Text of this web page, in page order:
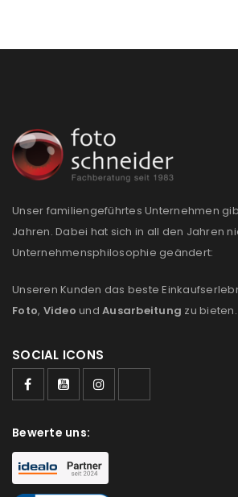
Anmeldeformular geschützt durch
PASSWORT VERGESSEN?
REGISTRIEREN
deine E-Mail-Adresse gesendet.
NEWSLETTER ABONNIEREN
Unser familiengeführtes Unternehmen
Jahren. Dabei hat sich in all den Jahren
Unternehmensphilosophie geändert:
Unseren Kunden das beste
Foto, Video und Ausarbeitung zu bieten.
SOCIAL ICONS
Bewerte uns: